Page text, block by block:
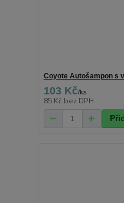
Coyote Autošampon s
103 Kč/ks
85 Kč bez DPH